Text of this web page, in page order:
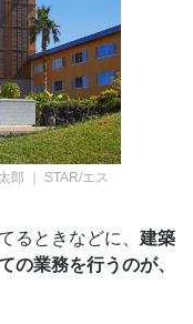
郎 ｜ STAR/エス
るときなどに、 建築
の業務を行うのが、